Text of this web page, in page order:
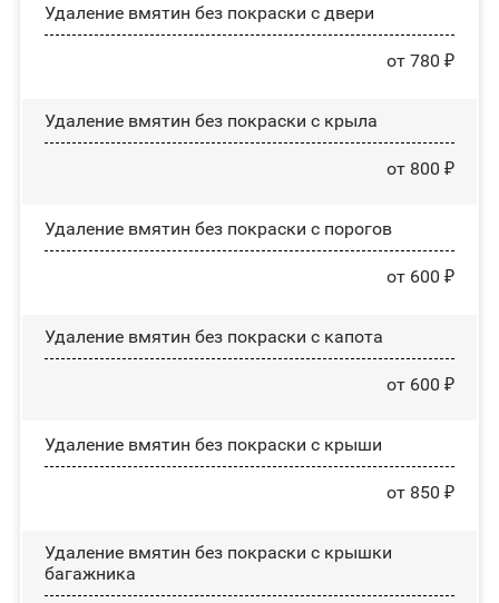
Удаление вмятин без покраски с двери
от 780 ₽
Удаление вмятин без покраски с крыла
от 800 ₽
Удаление вмятин без покраски с порогов
от 600 ₽
Удаление вмятин без покраски с капота
от 600 ₽
Удаление вмятин без покраски с крыши
от 850 ₽
Удаление вмятин без покраски с крышки
багажника